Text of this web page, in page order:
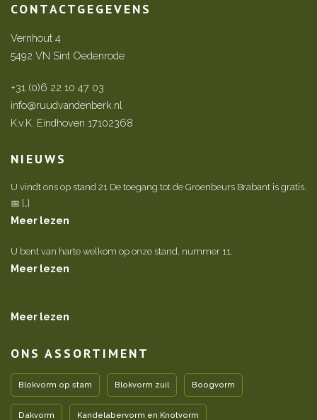
CONTACTGEGEVENS
Vernhout 4
5492 VN Sint Oedenrode
+31 (0)6 22 10 47 03
info@ruudvandenberk.nl
K.v.K. Eindhoven 17102368
NIEUWS
U vindt ons op stand 21 De toegang tot de Groenbeurs Brabant is gratis.
📅 […]
Meer lezen
U bent van harte welkom op onze stand, nummer 11.
Meer lezen
Meer lezen
ONS ASSORTIMENT
Blokvorm op stam Blokvorm zuil Boogvorm
Dakvorm Kandelabervorm en Knotvorm